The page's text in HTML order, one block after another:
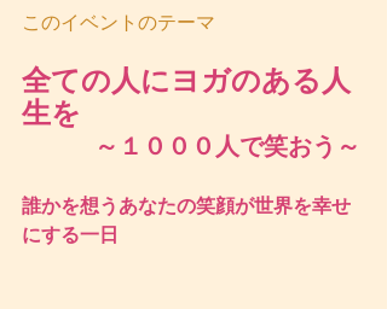
このイベントのテーマ
全ての人にヨガのある人
生を
～１０００人で笑おう～
誰かを想うあなたの笑顔が世界を幸せ
にする一日